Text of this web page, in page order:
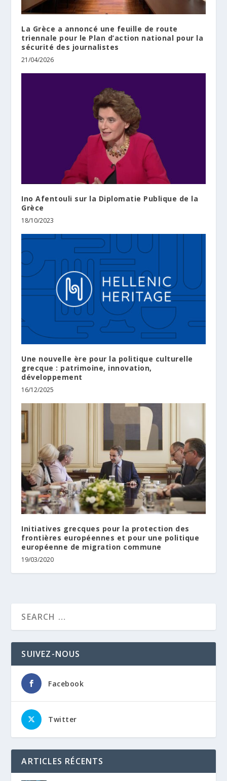
La Grèce a annoncé une feuille de route
triennale pour le Plan d’action national pour la
sécurité des journalistes
21/04/2026
Ino Afentouli sur la Diplomatie Publique de la
Grèce
18/10/2023
Une nouvelle ère pour la politique culturelle
grecque : patrimoine, innovation,
développement
16/12/2025
Initiatives grecques pour la protection des
frontières européennes et pour une politique
européenne de migration commune
19/03/2020
SUIVEZ-NOUS
Facebook
Twitter
ARTICLES RÉCENTS